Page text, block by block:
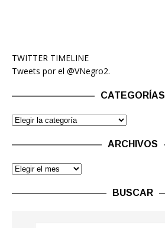
TWITTER TIMELINE
Tweets por el @VNegro2.
CATEGORÍAS
ARCHIVOS
BUSCAR